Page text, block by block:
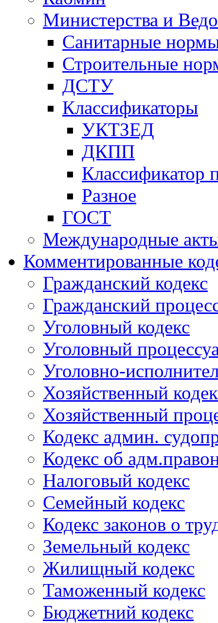
Министерства и
Санитарные
Строительные
ДСТУ
Классификаторы
УКТЗЕД
ДКПП
Классификатор
Разное
ГОСТ
Международные
Комментированные
Гражданский кодекс
Гражданский
Уголовный кодекс
Уголовный
Уголовно-
Хозяйственный
Хозяйственный
Кодекс админ.
Кодекс об
Налоговый кодекс
Семейный кодекс
Кодекс законов о
Земельный кодекс
Жилищный кодекс
Таможенный кодекс
Бюджетний кодекс